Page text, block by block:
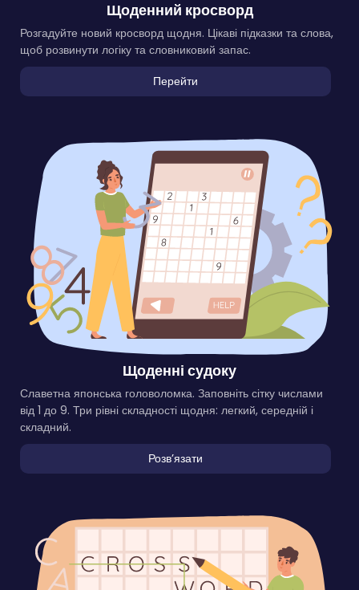
Щоденний кросворд
Розгадуйте новий кросворд щодня. Цікаві підказки та слова,
щоб розвинути логіку та словниковий запас.
Перейти
Щоденні судоку
Славетна японська головоломка. Заповніть сітку числами
від 1 до 9. Три рівні складності щодня: легкий, середній і
складний.
Розвʼязати